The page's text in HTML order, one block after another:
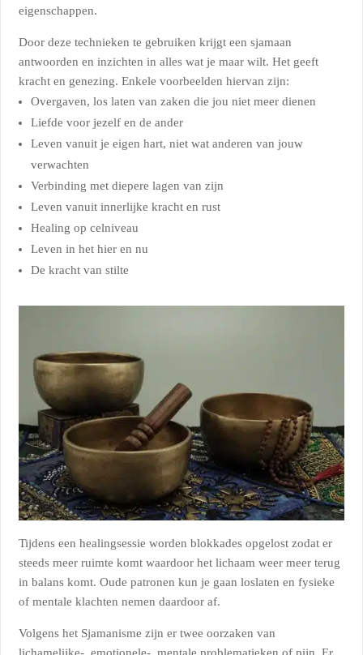
eigenschappen.
Door deze technieken te gebruiken krijgt een sjamaan
antwoorden en inzichten in alles wat je maar wilt. Het geeft
kracht en genezing. Enkele voorbeelden hiervan zijn:
Overgaven, los laten van zaken die jou niet meer dienen
Liefde voor jezelf en de ander
Leven vanuit je eigen hart, niet wat anderen van jouw
verwachten
Verbinding met diepere lagen van zijn
Leven vanuit innerlijke kracht en rust
Healing op celniveau
Leven in het hier en nu
De kracht van stilte
Tijdens een healingsessie worden blokkades opgelost zodat er
steeds meer ruimte komt waardoor het lichaam weer meer terug
in balans komt. Oude patronen kun je gaan loslaten en fysieke
of mentale klachten nemen daardoor af.
Volgens het Sjamanisme zijn er twee oorzaken van